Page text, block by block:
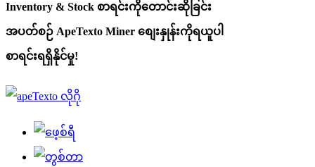
Inventory & Stock စာရင်းကိုတောင်းဆိုခြင်း
အပတ်စဉ် ApeTexto Miner စျေးနှုန်းကိုရယူပါ
စာရင်းရရှိနိုင်မှု!